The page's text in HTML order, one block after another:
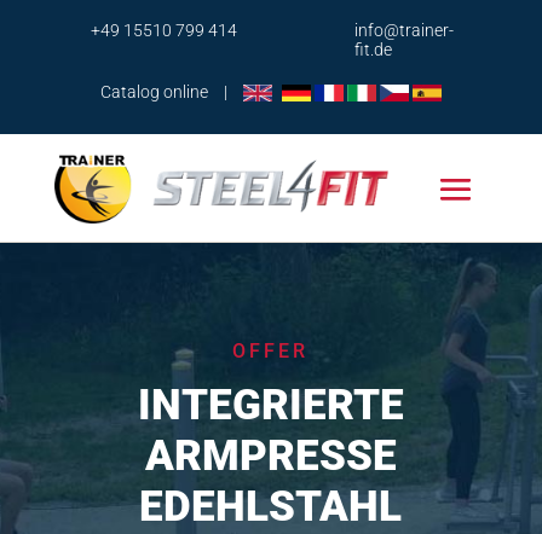
+49 15510 799 414
info@trainer-
fit.de
Catalog online |
OFFER
INTEGRIERTE
ARMPRESSE
EDEHLSTAHL